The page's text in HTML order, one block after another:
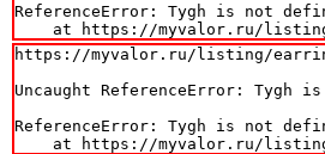
ReferenceError: Tygh is not
at https://myvalor.ru/
https://myvalor.ru/listing/
Uncaught ReferenceError: Tygh
ReferenceError: Tygh is not
at https://myvalor.ru/